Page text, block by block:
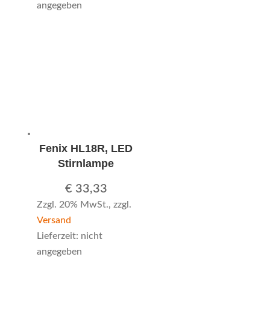
angegeben
Fenix HL18R, LED
Stirnlampe
€ 33,33
Zzgl. 20% MwSt., zzgl.
Versand
Lieferzeit: nicht
angegeben